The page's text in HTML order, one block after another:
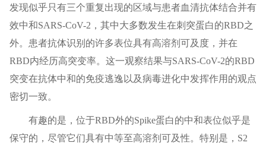
发现似乎只有三个重复出现的区域与患者血清抗体结合并有
效中和SARS-CoV-2，其中大多数发生在刺突蛋白的RBD之
外。患者抗体识别的许多表位具有高溶剂可及度，并在
RBD内经历高突变率。这一观察结果与SARS-CoV-2的RBD
突变在抗体中和的免疫逃逸以及病毒进化中发挥作用的观点
密切一致。
有趣的是，位于RBD外的Spike蛋白的中和表位似乎是
保守的，尽管它们具有中等至高溶剂可及性。特别是，S2